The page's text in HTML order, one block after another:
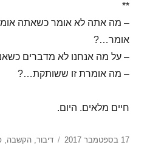
**
– מה אתה לא אומר כשאתה
אומר…?
– על מה אנחנו לא מדברים
– מה אומרת זו ששותקת…?
חיים מלאים. היום.
פורסם
17 בספטמבר 2017 תגיות
דיבור,הקשבה,